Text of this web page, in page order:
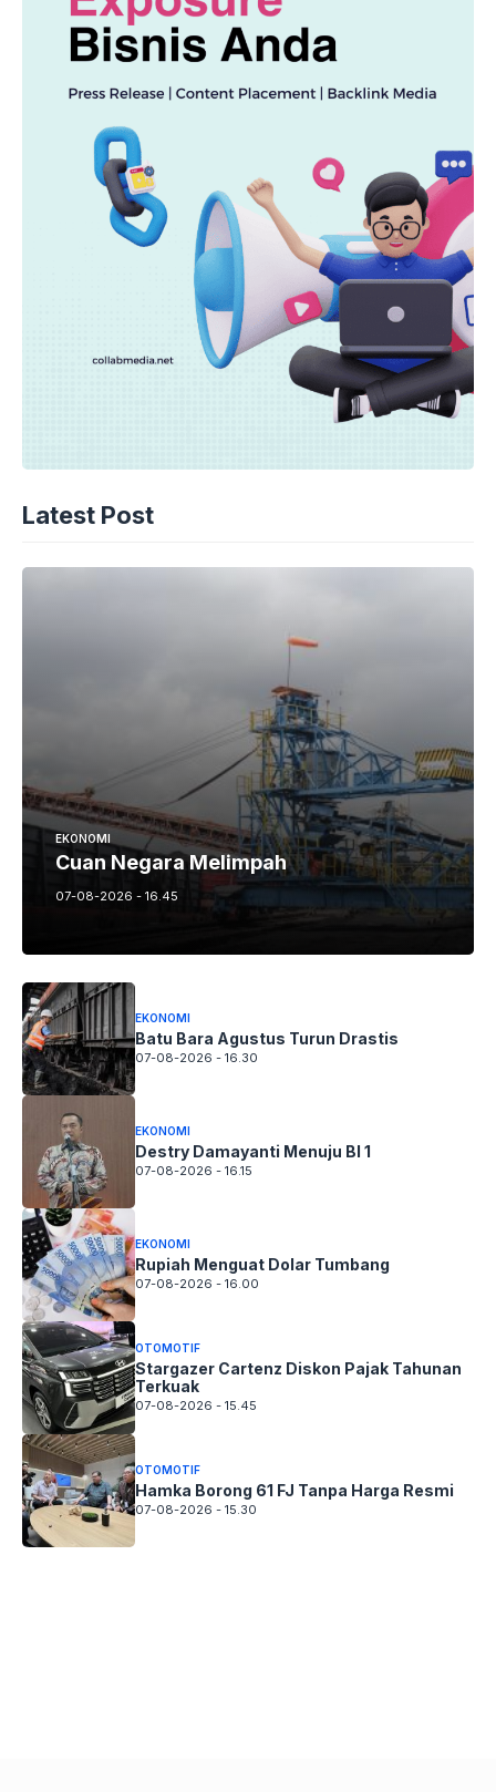
Latest Post
EKONOMI
Cuan Negara Melimpah
07-08-2026 - 16.45
EKONOMI
Batu Bara Agustus Turun Drastis
07-08-2026 - 16.30
EKONOMI
Destry Damayanti Menuju BI 1
07-08-2026 - 16.15
EKONOMI
Rupiah Menguat Dolar Tumbang
07-08-2026 - 16.00
OTOMOTIF
Stargazer Cartenz Diskon Pajak Tahunan
Terkuak
07-08-2026 - 15.45
OTOMOTIF
Hamka Borong 61 FJ Tanpa Harga Resmi
07-08-2026 - 15.30